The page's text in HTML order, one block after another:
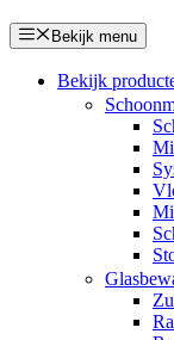
Bekijk menu
Bekijk